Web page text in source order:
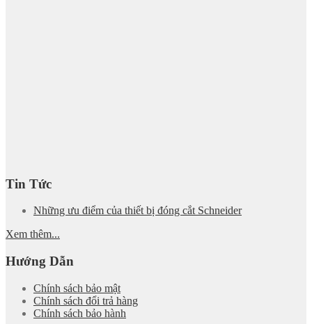
Tin Tức
Những ưu điểm của thiết bị đóng cắt Schneider
Xem thêm...
Hướng Dẫn
Chính sách bảo mật
Chính sách đổi trả hàng
Chính sách bảo hành